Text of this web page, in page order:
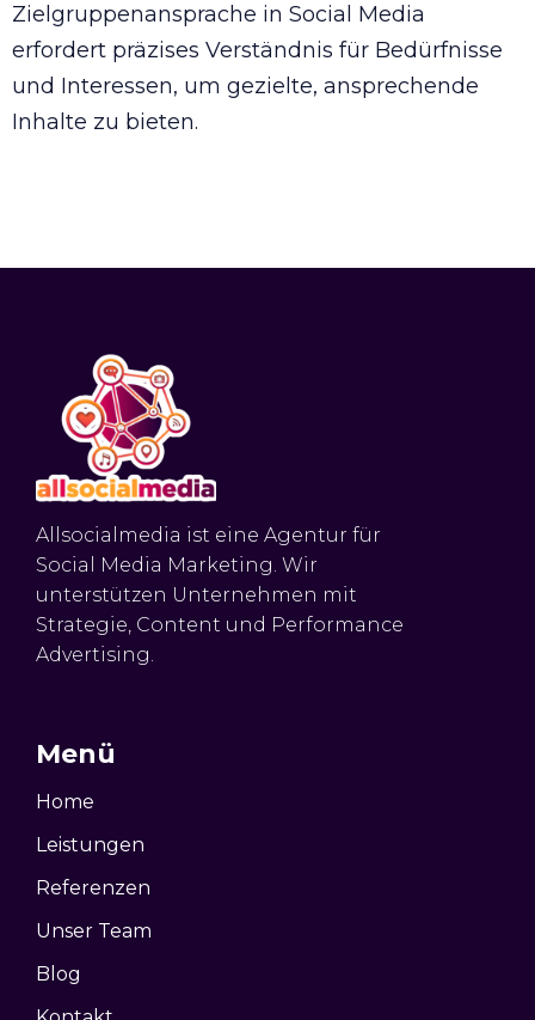
Zielgruppenansprache in Social Media
erfordert präzises Verständnis für Bedürfnisse
und Interessen, um gezielte, ansprechende
Inhalte zu bieten.
Allsocialmedia ist eine Agentur für
Social Media Marketing. Wir
unterstützen Unternehmen mit
Strategie, Content und Performance
Advertising.
Menü
Home
Leistungen
Referenzen
Unser Team
Blog